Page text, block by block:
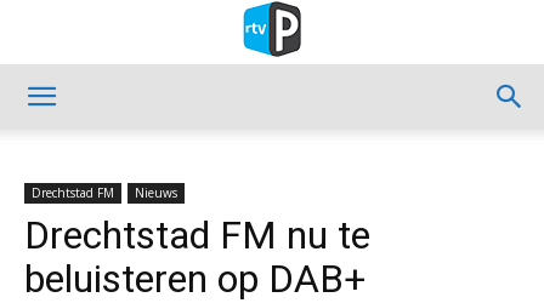
Drechtstad FM Nieuws
Drechtstad FM nu te
beluisteren op DAB+